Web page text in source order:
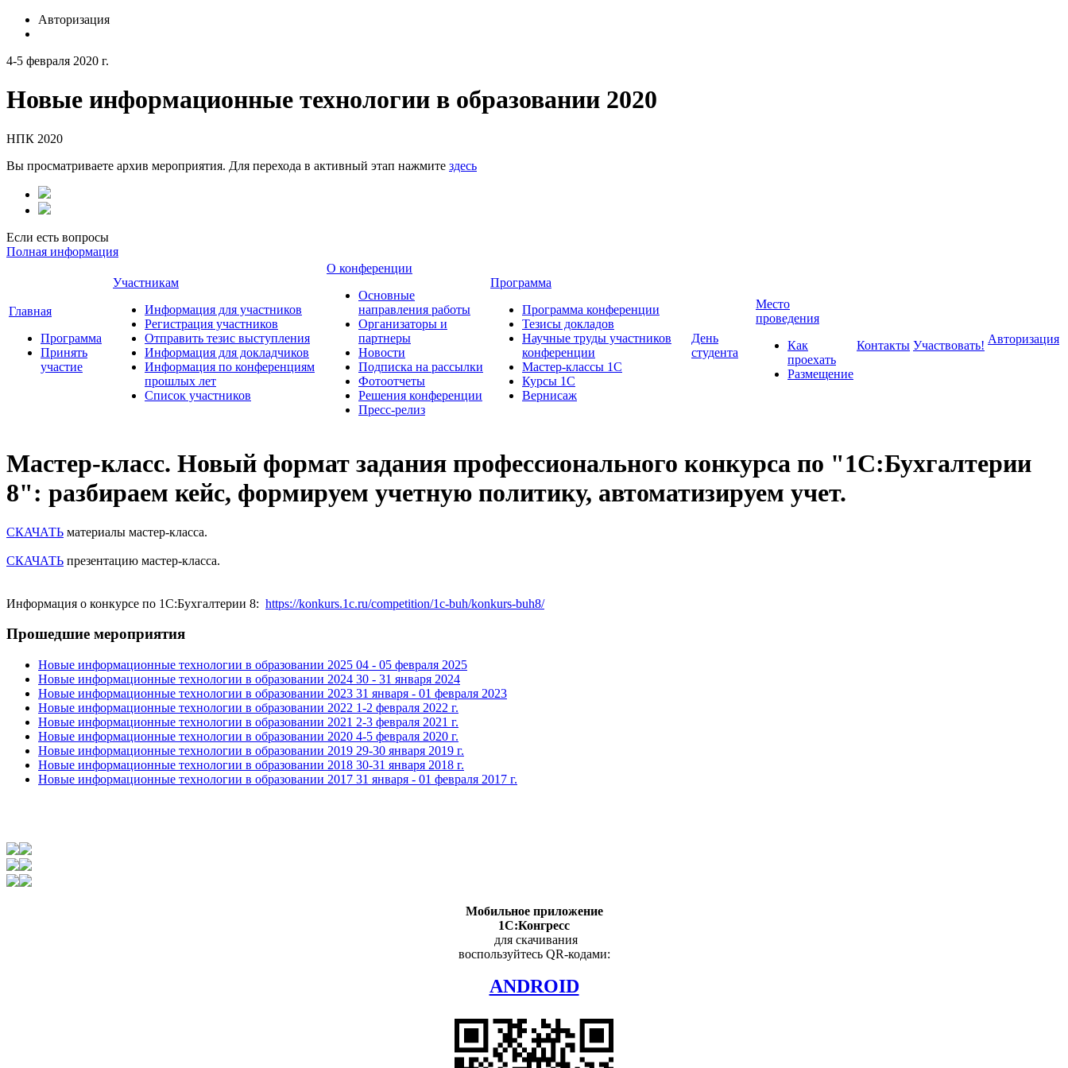
Авторизация
4-5 февраля 2020 г.
Новые информационные технологии в образовании 2020
НПК 2020
Вы просматриваете архив мероприятия. Для перехода в активный этап нажмите здесь
Если есть вопросы
Полная информация
Главная
Программа
Принять
участие
Участникам
Информация для участников
Регистрация участников
Отправить тезис выступления
Информация для докладчиков
Информация по конференциям
прошлых лет
Список участников
О конференции
Основные
направления работы
Организаторы и
партнеры
Новости
Подписка на рассылки
Фотоотчеты
Решения конференции
Пресс-релиз
Программа
Программа конференции
Тезисы докладов
Научные труды участников
конференции
Мастер-классы 1С
Курсы 1С
Вернисаж
День
студента
Место
проведения
Как
проехать
Размещение
Контакты Участвовать! Авторизация
Мастер-класс. Новый формат задания профессионального конкурса по "1С:Бухгалтерии
8": разбираем кейс, формируем учетную политику, автоматизируем учет.
СКАЧАТЬ материалы мастер-класса.
СКАЧАТЬ презентацию мастер-класса.
Информация о конкурсе по 1С:Бухгалтерии 8: https://konkurs.1c.ru/competition/1c-buh/konkurs-buh8/
Прошедшие мероприятия
Новые информационные технологии в образовании 2025 04 - 05 февраля 2025
Новые информационные технологии в образовании 2024 30 - 31 января 2024
Новые информационные технологии в образовании 2023 31 января - 01 февраля 2023
Новые информационные технологии в образовании 2022 1-2 февраля 2022 г.
Новые информационные технологии в образовании 2021 2-3 февраля 2021 г.
Новые информационные технологии в образовании 2020 4-5 февраля 2020 г.
Новые информационные технологии в образовании 2019 29-30 января 2019 г.
Новые информационные технологии в образовании 2018 30-31 января 2018 г.
Новые информационные технологии в образовании 2017 31 января - 01 февраля 2017 г.
Мобильное приложение
1С:Конгресс
для скачивания
воспользуйтесь QR-кодами:
ANDROID